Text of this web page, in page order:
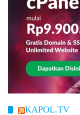
KAPOL.TV